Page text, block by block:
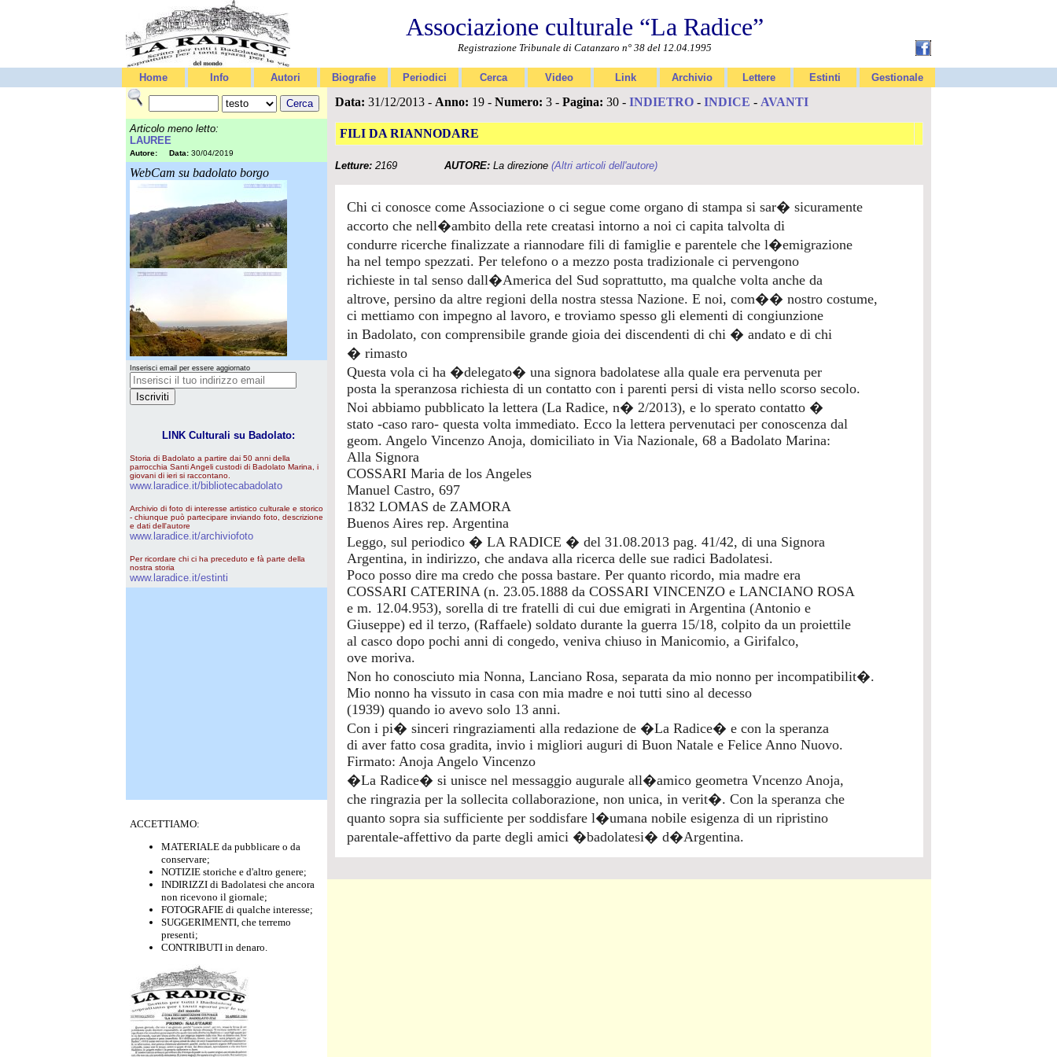
Associazione culturale “La Radice”
Registrazione Tribunale di Catanzaro n° 38 del 12.04.1995
Home Info Autori Biografie Periodici Cerca Video Link Archivio Lettere Estinti Gestionale
Articolo meno letto:
LAUREE
Autore: Data: 30/04/2019
WebCam su badolato borgo
Inserisci email per essere aggiornato
LINK Culturali su Badolato:
Storia di Badolato a partire dai 50 anni della
parrocchia Santi Angeli custodi di Badolato Marina, i
giovani di ieri si raccontano.
www.laradice.it/bibliotecabadolato
Archivio di foto di interesse artistico culturale e storico
- chiunque può partecipare inviando foto, descrizione
e dati dell'autore
www.laradice.it/archiviofoto
Per ricordare chi ci ha preceduto e fà parte della
nostra storia
www.laradice.it/estinti
ACCETTIAMO:
MATERIALE da pubblicare o da
conservare;
NOTIZIE storiche e d'altro genere;
INDIRIZZI di Badolatesi che ancora
non ricevono il giornale;
FOTOGRAFIE di qualche interesse;
SUGGERIMENTI, che terremo
presenti;
CONTRIBUTI in denaro.
Data: 31/12/2013 - Anno: 19 - Numero: 3 - Pagina: 30 - INDIETRO - INDICE - AVANTI
FILI DA RIANNODARE
Letture: 2169 AUTORE: La direzione (Altri articoli dell'autore)
Chi ci conosce come Associazione o ci segue come organo di stampa si sar� sicuramente
accorto che nell�ambito della rete creatasi intorno a noi ci capita talvolta di
condurre ricerche finalizzate a riannodare fili di famiglie e parentele che l�emigrazione
ha nel tempo spezzati. Per telefono o a mezzo posta tradizionale ci pervengono
richieste in tal senso dall�America del Sud soprattutto, ma qualche volta anche da
altrove, persino da altre regioni della nostra stessa Nazione. E noi, com�� nostro costume,
ci mettiamo con impegno al lavoro, e troviamo spesso gli elementi di congiunzione
in Badolato, con comprensibile grande gioia dei discendenti di chi � andato e di chi
� rimasto
Questa vola ci ha �delegato� una signora badolatese alla quale era pervenuta per
posta la speranzosa richiesta di un contatto con i parenti persi di vista nello scorso secolo.
Noi abbiamo pubblicato la lettera (La Radice, n� 2/2013), e lo sperato contatto �
stato -caso raro- questa volta immediato. Ecco la lettera pervenutaci per conoscenza dal
geom. Angelo Vincenzo Anoja, domiciliato in Via Nazionale, 68 a Badolato Marina:
Alla Signora
COSSARI Maria de los Angeles
Manuel Castro, 697
1832 LOMAS de ZAMORA
Buenos Aires rep. Argentina
Leggo, sul periodico � LA RADICE � del 31.08.2013 pag. 41/42, di una Signora
Argentina, in indirizzo, che andava alla ricerca delle sue radici Badolatesi.
Poco posso dire ma credo che possa bastare. Per quanto ricordo, mia madre era
COSSARI CATERINA (n. 23.05.1888 da COSSARI VINCENZO e LANCIANO ROSA
e m. 12.04.953), sorella di tre fratelli di cui due emigrati in Argentina (Antonio e
Giuseppe) ed il terzo, (Raffaele) soldato durante la guerra 15/18, colpito da un proiettile
al casco dopo pochi anni di congedo, veniva chiuso in Manicomio, a Girifalco,
ove moriva.
Non ho conosciuto mia Nonna, Lanciano Rosa, separata da mio nonno per incompatibilit�.
Mio nonno ha vissuto in casa con mia madre e noi tutti sino al decesso
(1939) quando io avevo solo 13 anni.
Con i pi� sinceri ringraziamenti alla redazione de �La Radice� e con la speranza
di aver fatto cosa gradita, invio i migliori auguri di Buon Natale e Felice Anno Nuovo.
Firmato: Anoja Angelo Vincenzo
�La Radice� si unisce nel messaggio augurale all�amico geometra Vncenzo Anoja,
che ringrazia per la sollecita collaborazione, non unica, in verit�. Con la speranza che
quanto sopra sia sufficiente per soddisfare l�umana nobile esigenza di un ripristino
parentale-affettivo da parte degli amici �badolatesi� d�Argentina.